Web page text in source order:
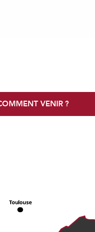
VENIR ?